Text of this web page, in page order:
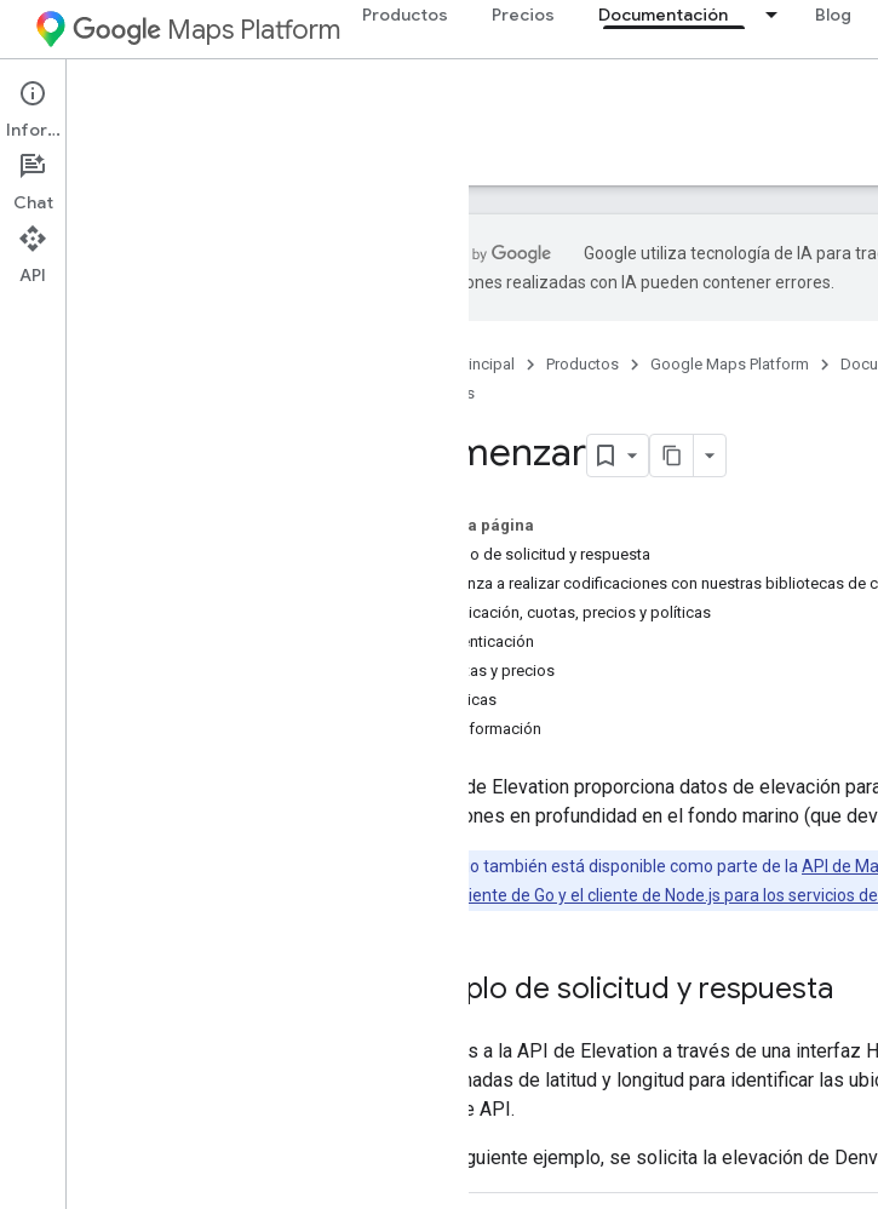
Maps Platform Productos Precios Documentación Blog
Web Services
Guías
Google utiliza tecnología de IA para
traducciones realizadas con IA pueden contener errores.
Página principal Productos Google Maps Platform
Guías
Comenzar
En esta página
Ejemplo de solicitud y respuesta
Comienza a realizar codificaciones con nuestras bibliotecas de
Autenticación, cuotas, precios y políticas
Autenticación
Cuotas y precios
Políticas
Más información
La API de Elevation proporciona datos de elevación
ubicaciones en profundidad en el fondo marino (que
Este servicio también está disponible como parte de la API de
de Python, el cliente de Go y el cliente de Node.js para los servicios
Ejemplo de solicitud y respuesta
Accedes a la API de Elevation a través de una interfaz
coordenadas de latitud y longitud para identificar las
clave de API.
En el siguiente ejemplo, se solicita la elevación de
Información
Chat
API